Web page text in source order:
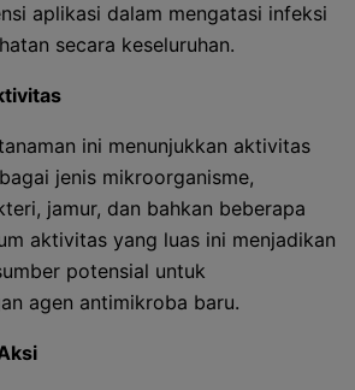
aplikasi dalam mengatasi infeksi
secara keseluruhan.
ini menunjukkan aktivitas
jenis mikroorganisme,
jamur, dan bahkan beberapa
aktivitas yang luas ini menjadikan
potensial untuk
agen antimikroba baru.